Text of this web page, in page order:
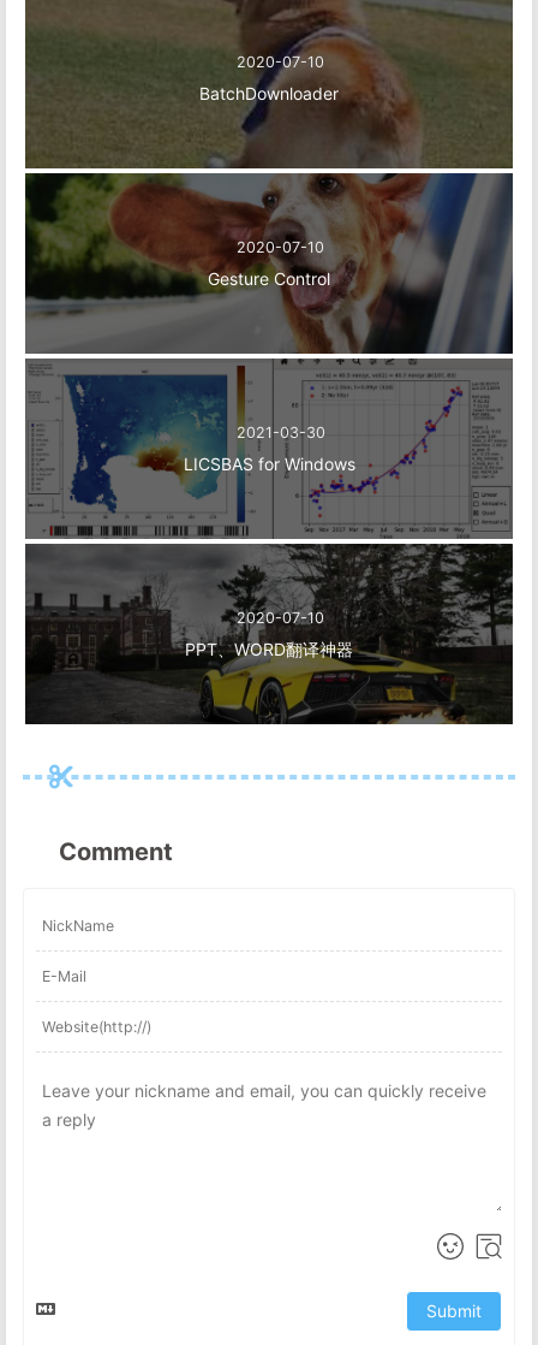
2020-07-10
BatchDownloader
2020-07-10
Gesture Control
2021-03-30
LICSBAS for Windows
2020-07-10
PPT、WORD翻译神器
Comment
Submit